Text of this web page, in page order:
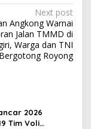
Next post
Angkong Warnai
Jalan TMMD di
Warga dan TNI
Bergotong Royong
2026
Tim Voli